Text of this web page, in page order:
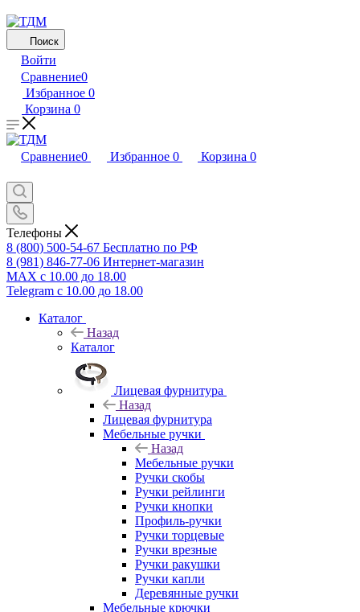
Поиск
Войти
Сравнение0
Избранное 0
Корзина 0
Сравнение0 Избранное 0 Корзина 0
Телефоны
8 (800) 500-54-67 Бесплатно по РФ
8 (981) 846-77-06 Интернет-магазин
MAX с 10.00 до 18.00
Telegram с 10.00 до 18.00
Каталог
Назад
Каталог
Лицевая фурнитура
Назад
Лицевая фурнитура
Мебельные ручки
Назад
Мебельные ручки
Ручки скобы
Ручки рейлинги
Ручки кнопки
Профиль-ручки
Ручки торцевые
Ручки врезные
Ручки ракушки
Ручки капли
Деревянные ручки
Мебельные крючки